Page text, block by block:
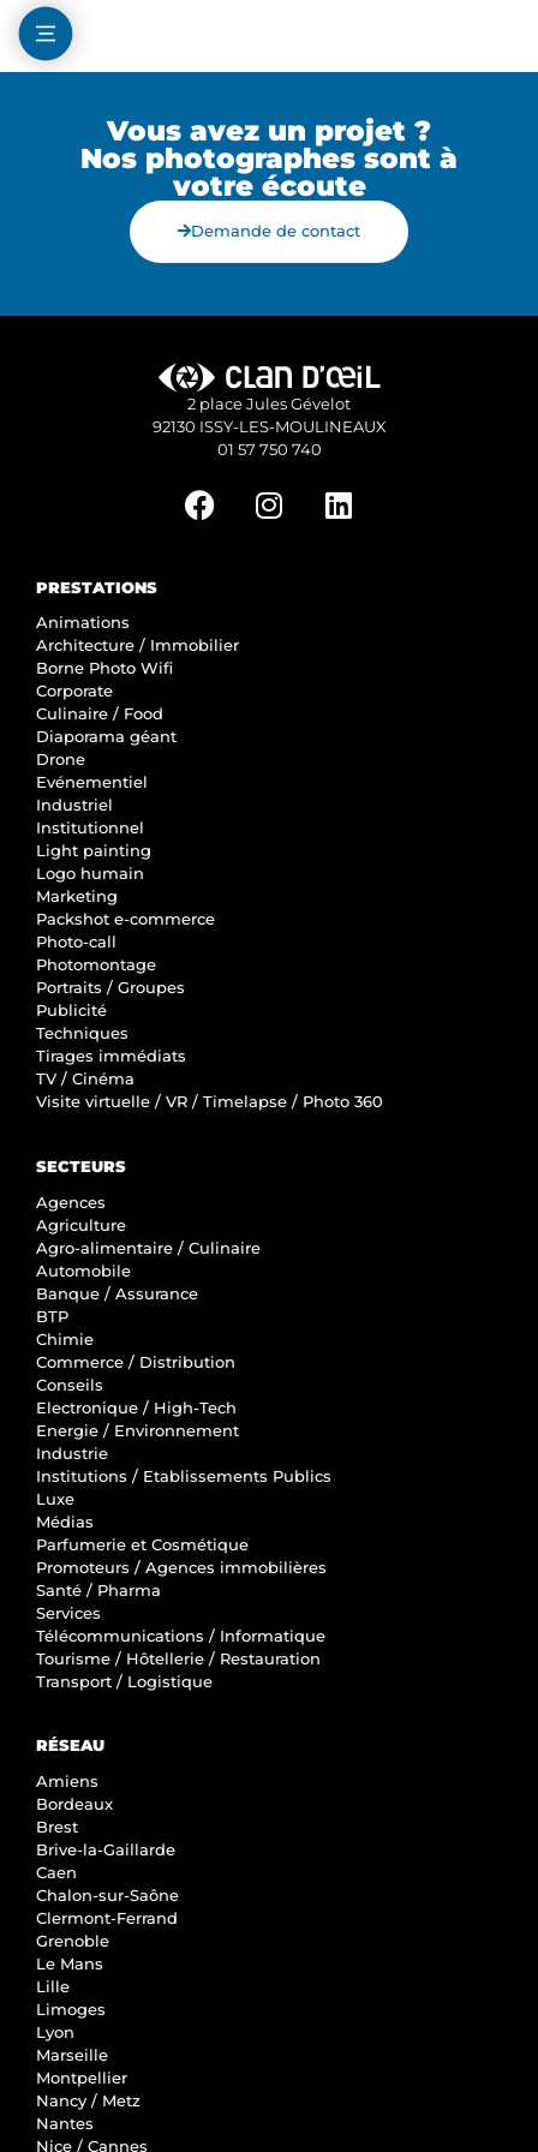
Vous avez un projet ?
Nos photographes sont à
votre écoute
Demande de contact
2 place Jules Gévelot
92130 ISSY-LES-MOULINEAUX
01 57 750 740
PRESTATIONS
Animations
Architecture / Immobilier
Borne Photo Wifi
Corporate
Culinaire / Food
Diaporama géant
Drone
Evénementiel
Industriel
Institutionnel
Light painting
Logo humain
Marketing
Packshot e-commerce
Photo-call
Photomontage
Portraits / Groupes
Publicité
Techniques
Tirages immédiats
TV / Cinéma
Visite virtuelle / VR / Timelapse / Photo 360
SECTEURS
Agences
Agriculture
Agro-alimentaire / Culinaire
Automobile
Banque / Assurance
BTP
Chimie
Commerce / Distribution
Conseils
Electronique / High-Tech
Energie / Environnement
Industrie
Institutions / Etablissements Publics
Luxe
Médias
Parfumerie et Cosmétique
Promoteurs / Agences immobilières
Santé / Pharma
Services
Télécommunications / Informatique
Tourisme / Hôtellerie / Restauration
Transport / Logistique
RÉSEAU
Amiens
Bordeaux
Brest
Brive-la-Gaillarde
Caen
Chalon-sur-Saône
Clermont-Ferrand
Grenoble
Le Mans
Lille
Limoges
Lyon
Marseille
Montpellier
Nancy / Metz
Nantes
Nice / Cannes